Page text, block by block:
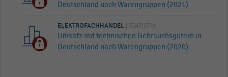
Deutschland nach Warengruppen (2021)
ELEKTROFACHHANDEL | STATISTIK
Umsatz mit technischen Gebrauchsgütern in
Deutschland nach Warengruppen (2020)